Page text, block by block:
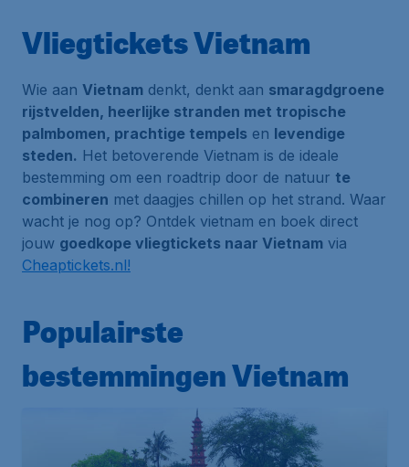
Vliegtickets Vietnam
Wie aan Vietnam denkt, denkt aan smaragdgroene
rijstvelden, heerlijke stranden met tropische
palmbomen, prachtige tempels en levendige
steden. Het betoverende Vietnam is de ideale
bestemming om een roadtrip door de natuur te
combineren met daagjes chillen op het strand. Waar
wacht je nog op? Ontdek vietnam en boek direct
jouw goedkope vliegtickets naar Vietnam via
Cheaptickets.nl!
Populairste
bestemmingen Vietnam